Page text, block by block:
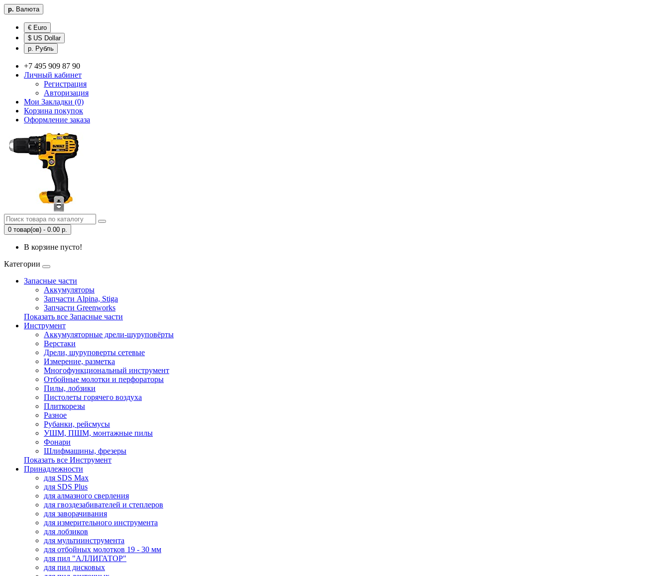
р. Валюта
€ Euro
$ US Dollar
р. Рубль
+7 495 909 87 90
Личный кабинет
Регистрация
Авторизация
Мои Закладки (0)
Корзина покупок
Оформление заказа
0 товар(ов) - 0.00 р.
В корзине пусто!
Категории
Запасные части
Аккумуляторы
Запчасти Alpina, Stiga
Запчасти Greenworks
Показать все Запасные части
Инструмент
Аккумуляторные дрели-шуруповёрты
Верстаки
Дрели, шуруповерты сетевые
Измерение, разметка
Многофункциональный инструмент
Отбойные молотки и перфораторы
Пилы, лобзики
Пистолеты горячего воздуха
Плиткорезы
Разное
Рубанки, рейсмусы
УШМ, ПШМ, монтажные пилы
Фонари
Шлифмашины, фрезеры
Показать все Инструмент
Принадлежности
для SDS Max
для SDS Plus
для алмазного сверления
для гвоздезабивателей и степлеров
для заворачивания
для измерительного инструмента
для лобзиков
для мультиинструмента
для отбойных молотков 19 - 30 мм
для пил "АЛЛИГАТОР"
для пил дисковых